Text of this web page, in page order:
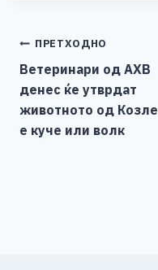
b
o
o
k
n
g
er
Навигација
на
напис
ПРЕТХОДНО
Ветеринари од АХВ
денес ќе утврдат
животното од Козле
е куче или волк